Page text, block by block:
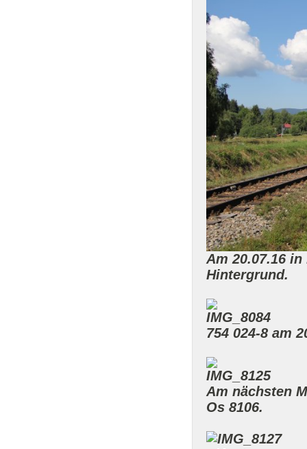
Am 20.07.16
Hintergrund.
754 024-8 am
Am nächsten
Os 8106.